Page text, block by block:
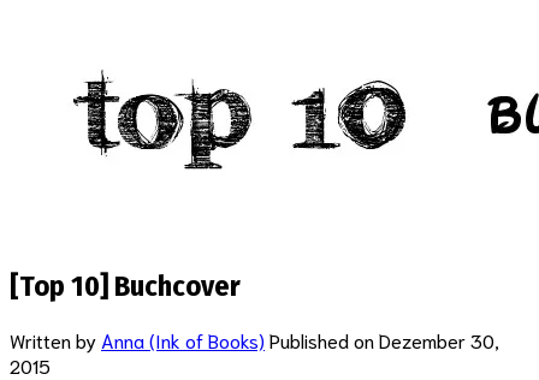
[Top 10] Buchcover
Written by Anna (Ink of Books) Published onDezember 30,
2015